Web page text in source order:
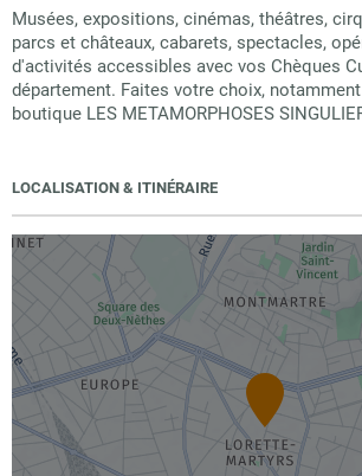
Musées, expositions, cinémas, théâtres,
parcs et châteaux, cabarets, spectacles,
d'activités accessibles avec vos Chèques
département. Faites votre choix, notamment
boutique LES METAMORPHOSES
LOCALISATION & ITINÉRAIRE